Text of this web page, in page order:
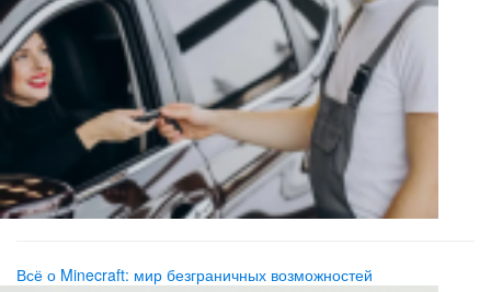
Всё о Minecraft: мир безграничных возможностей